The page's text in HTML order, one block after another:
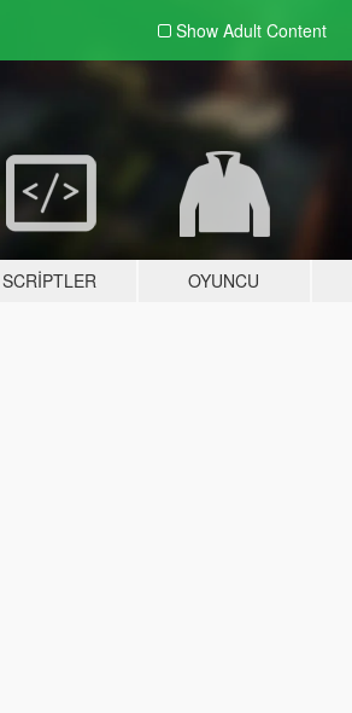
Show Adult Content
SCRIPTLER OYUNCU